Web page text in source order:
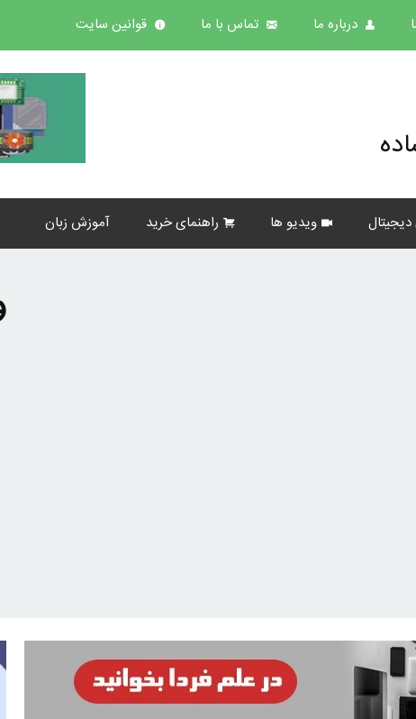
درباره ما تماس با ما قوانین سایت
ویدیو ها راهنمای خرید آموزش زبان